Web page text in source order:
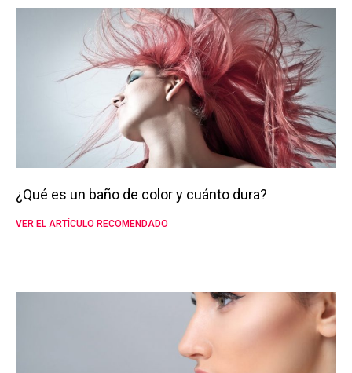
¿Qué es un baño de color y cuánto dura?
VER EL ARTÍCULO RECOMENDADO